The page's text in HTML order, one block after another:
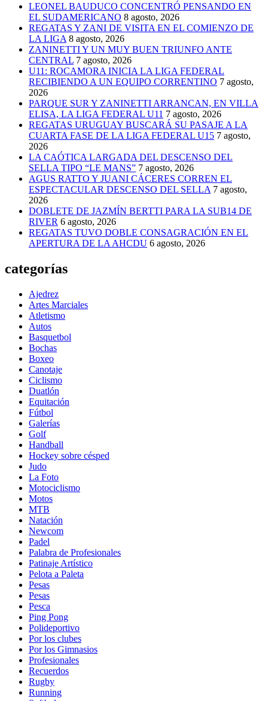
LEONEL BAUDUCO CONCENTRÓ PENSANDO EN
EL SUDAMERICANO 8 agosto, 2026
REGATAS Y ZANI DE VISITA EN EL COMIENZO DE
LA LIGA 8 agosto, 2026
ZANINETTI Y UN MUY BUEN TRIUNFO ANTE
CENTRAL 7 agosto, 2026
U11: ROCAMORA INICIA LA LIGA FEDERAL
RECIBIENDO A UN EQUIPO CORRENTINO 7 agosto,
2026
PARQUE SUR Y ZANINETTI ARRANCAN, EN VILLA
ELISA, LA LIGA FEDERAL U11 7 agosto, 2026
REGATAS URUGUAY BUSCARÁ SU PASAJE A LA
CUARTA FASE DE LA LIGA FEDERAL U15 7 agosto,
2026
LA CAÓTICA LARGADA DEL DESCENSO DEL
SELLA TIPO “LE MANS” 7 agosto, 2026
AGUS RATTO Y JUANI CÁCERES CORREN EL
ESPECTACULAR DESCENSO DEL SELLA 7 agosto,
2026
DOBLETE DE JAZMÍN BERTTI PARA LA SUB14 DE
RIVER 6 agosto, 2026
REGATAS TUVO DOBLE CONSAGRACIÓN EN EL
APERTURA DE LA AHCDU 6 agosto, 2026
categorías
Ajedrez
Artes Marciales
Atletismo
Autos
Basquetbol
Bochas
Boxeo
Canotaje
Ciclismo
Duatlón
Equitación
Fútbol
Galerías
Golf
Handball
Hockey sobre césped
Judo
La Foto
Motociclismo
Motos
MTB
Natación
Newcom
Padel
Palabra de Profesionales
Patinaje Artístico
Pelota a Paleta
Pesas
Pesas
Pesca
Ping Pong
Polideportivo
Por los clubes
Por los Gimnasios
Profesionales
Recuerdos
Rugby
Running